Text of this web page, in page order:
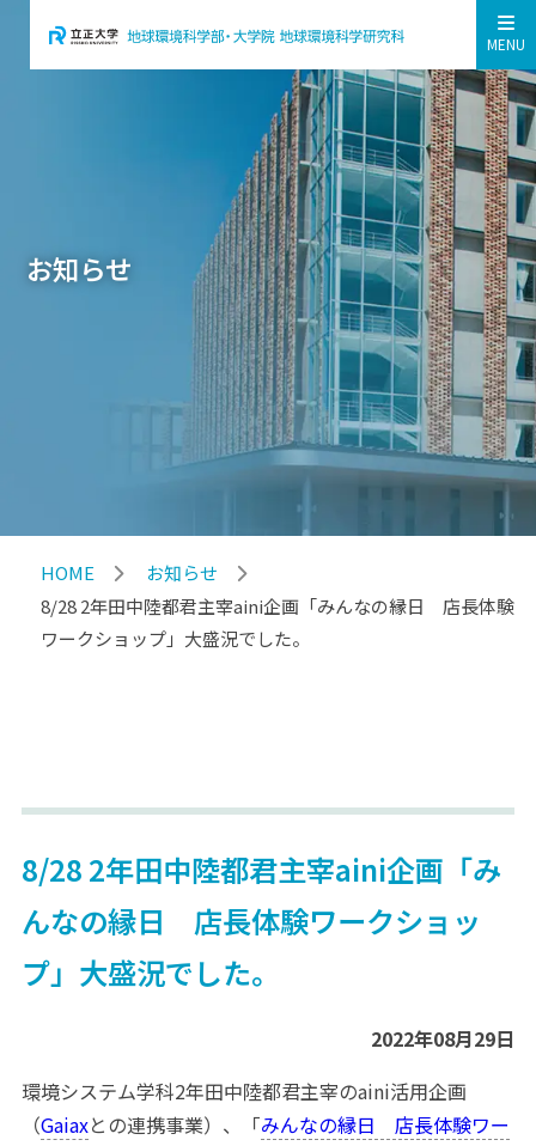
MENU
お知らせ
HOME
お知らせ
8/28 2年田中陸都君主宰aini企画「みんなの縁日 店長体験
ワークショップ」大盛況でした。
8/28 2年田中陸都君主宰aini企画「み
んなの縁日 店長体験ワークショッ
プ」大盛況でした。
2022年08月29日
環境システム学科2年田中陸都君主宰のaini活用企画
（Gaiaxとの連携事業）、「みんなの縁日 店長体験ワー